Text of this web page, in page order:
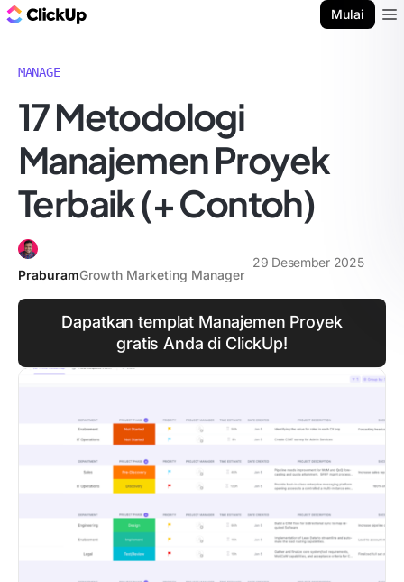
Mulai
MANAGE
17 Metodologi
Manajemen Proyek
Terbaik (+ Contoh)
PraburamGrowth Marketing Manager
29 Desember 2025
Dapatkan templat Manajemen Proyek
gratis Anda di ClickUp!